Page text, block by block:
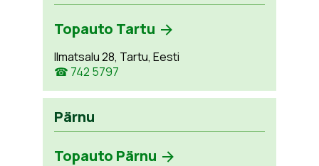
Topauto Tartu
Ilmatsalu 28, Tartu, Eesti
☎ 742 5797
Pärnu
Topauto Pärnu